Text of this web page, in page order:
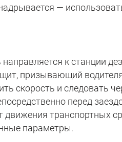
—
к станции
призывающий
скорость и следовать
перед
движения транспортных
параметры.